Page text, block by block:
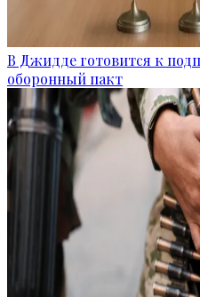
В Джидде готовится к
оборонный пакт